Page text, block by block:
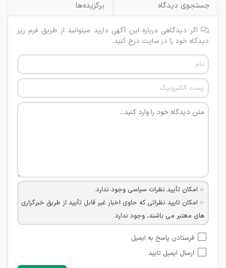
جستجوی دیدگاه
برگزیده‌ها
اگر دیدگاهی درباره این آگهی دارید میتوانید از طریق فرم زیر
دیدگاه خود را در سایت درج کنید.
امکان تأیید نظرات سیاسی وجود ندارد.
امکان تایید نظراتی که حاوی اخبار غیر قابل تأیید از طریق خبرگزاری
های معتبر می باشند، وجود ندارد.
شبکه های مجازی ارتباطی می باشند وجود ندارد.
امکان تأیید نظرات کاربرانی که به هر طریقی قصد مأیوس کردن
فرستادن پاسخ به ایمیل
ارسال ایمیل تایید